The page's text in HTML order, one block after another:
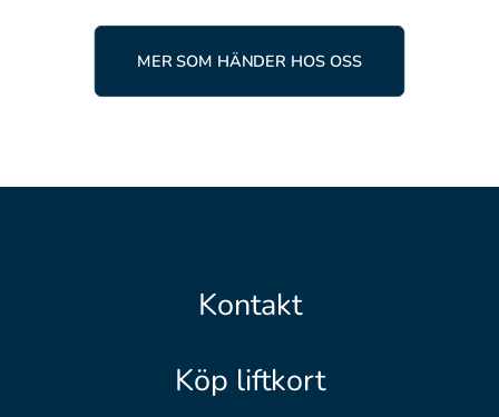
MER SOM HÄNDER HOS OSS
Kontakt
Köp liftkort